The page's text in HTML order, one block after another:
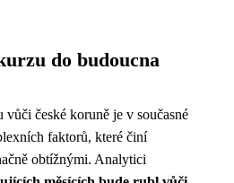
do budoucna
české koruně je v současné
faktorů, které činí
obtížnými. Analytici